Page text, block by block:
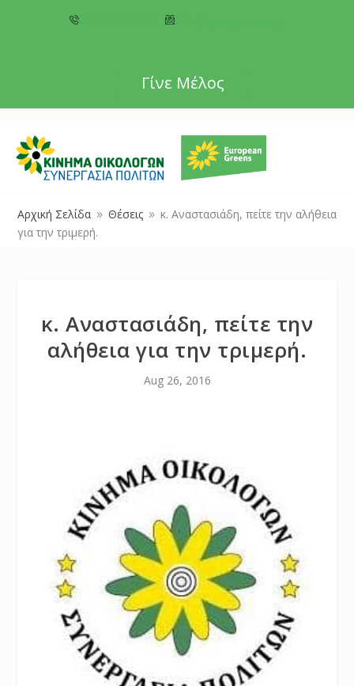
Γίνε Μέλος
Αρχική Σελίδα 9 Θέσεις 9 κ. Αναστασιάδη, πείτε την αλήθεια
για την τριμερή.
κ. Αναστασιάδη, πείτε την
αλήθεια για την τριμερή.
Aug 26, 2016